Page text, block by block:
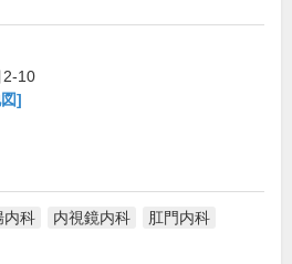
2-10
]
内科 内視鏡内科 肛門内科